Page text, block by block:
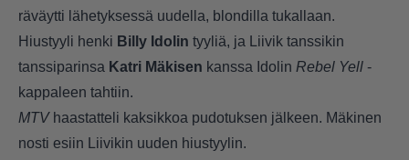
räväytti lähetyksessä uudella, blondilla tukallaan.
Hiustyyli henki Billy Idolin tyyliä, ja Liivik tanssikin
tanssiparinsa Katri Mäkisen kanssa Idolin Rebel Yell -
kappaleen tahtiin.
MTV haastatteli kaksikkoa pudotuksen jälkeen. Mäkinen
nosti esiin Liivikin uuden hiustyylin.